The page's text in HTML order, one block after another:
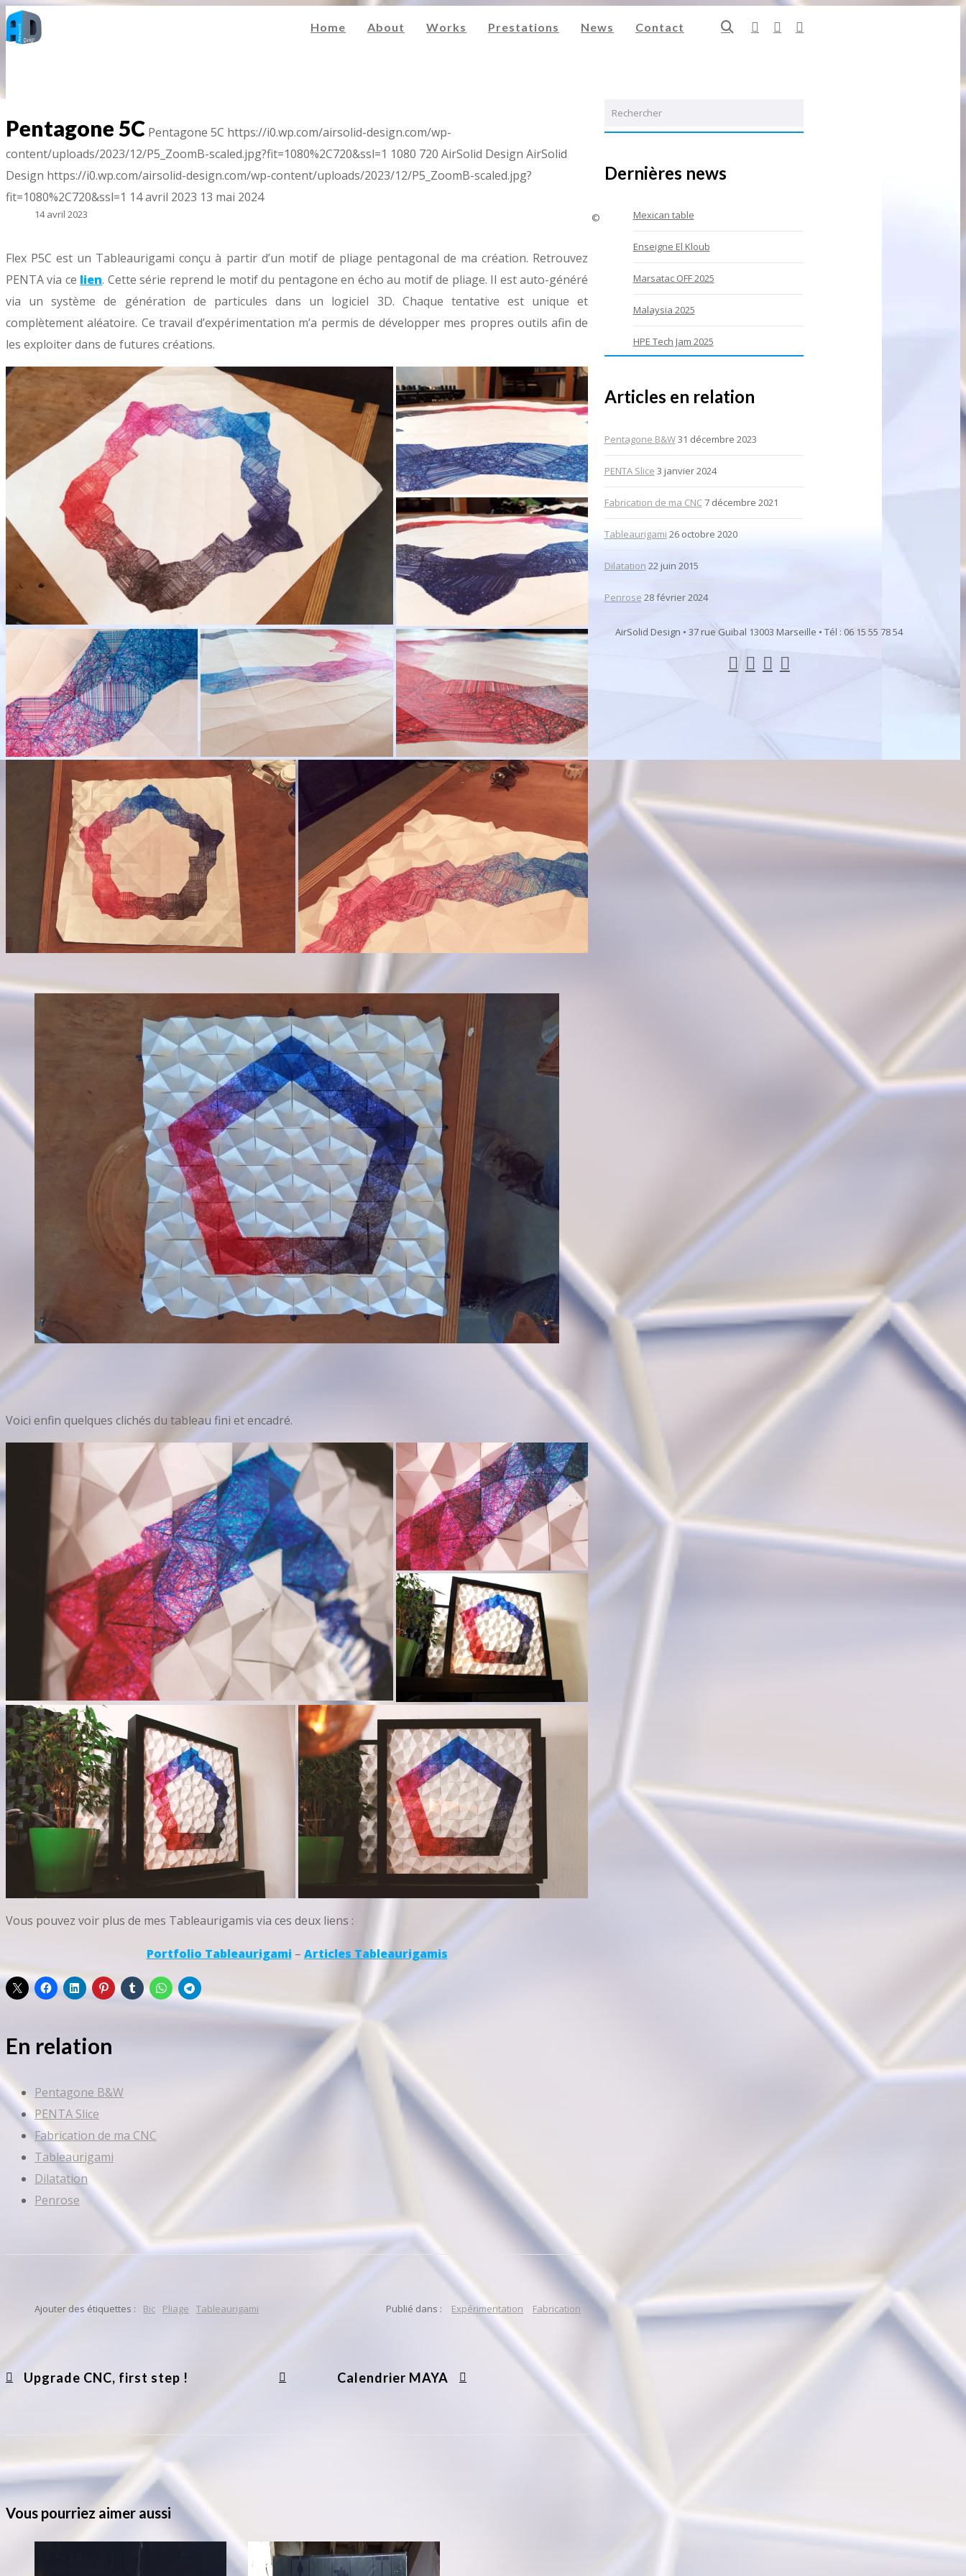
Home About Works Prestations News Contact
Pentagone 5C Pentagone 5C https://i0.wp.com/airsolid-design.com/wp-
content/uploads/2023/12/P5_ZoomB-scaled.jpg?fit=1080%2C720&ssl=1 1080 720 AirSolid Design AirSolid
Design https://i0.wp.com/airsolid-design.com/wp-content/uploads/2023/12/P5_ZoomB-scaled.jpg?
fit=1080%2C720&ssl=1 14 avril 2023 13 mai 2024
14 avril 2023
Flex P5C est un Tableaurigami conçu à partir d’un motif de pliage pentagonal de ma création. Retrouvez
PENTA via ce lien. Cette série reprend le motif du pentagone en écho au motif de pliage. Il est auto-généré
via un système de génération de particules dans un logiciel 3D. Chaque tentative est unique et
complètement aléatoire. Ce travail d’expérimentation m’a permis de développer mes propres outils afin de
les exploiter dans de futures créations.
Voici enfin quelques clichés du tableau fini et encadré.
Vous pouvez voir plus de mes Tableaurigamis via ces deux liens :
Portfolio Tableaurigami– Articles Tableaurigamis
En relation
Pentagone B&W
PENTA Slice
Fabrication de ma CNC
Tableaurigami
Dilatation
Penrose
Ajouter des étiquettes : Bic Pliage Tableaurigami Publié dans : Expérimentation Fabrication
Upgrade CNC, first step ! Calendrier MAYA
Vous pourriez aimer aussi
Dernières news
Mexican table
Enseigne El Kloub
Marsatac OFF 2025
Malaysia 2025
HPE Tech Jam 2025
Articles en relation
Pentagone B&W31 décembre 2023
PENTA Slice 3 janvier 2024
Fabrication de ma CNC7 décembre 2021
Tableaurigami 26 octobre 2020
Dilatation 22 juin 2015
Penrose 28 février 2024
©
AirSolid Design • 37 rue Guibal 13003 Marseille • Tél : 06 15 55 78 54